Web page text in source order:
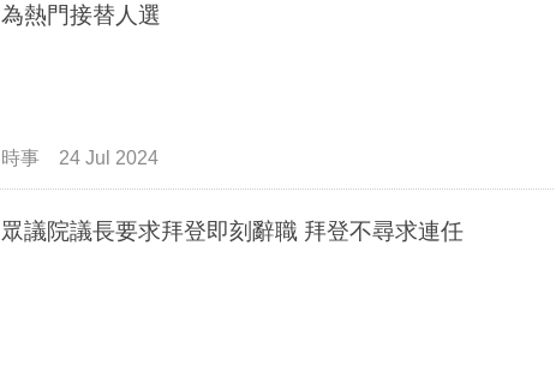
為熱門接替人選
時事 24 Jul 2024
眾議院議長要求拜登即刻辭職 拜登不尋求連任